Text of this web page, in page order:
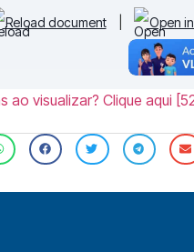
Reload document Open
ao visualizar? Clique aqui